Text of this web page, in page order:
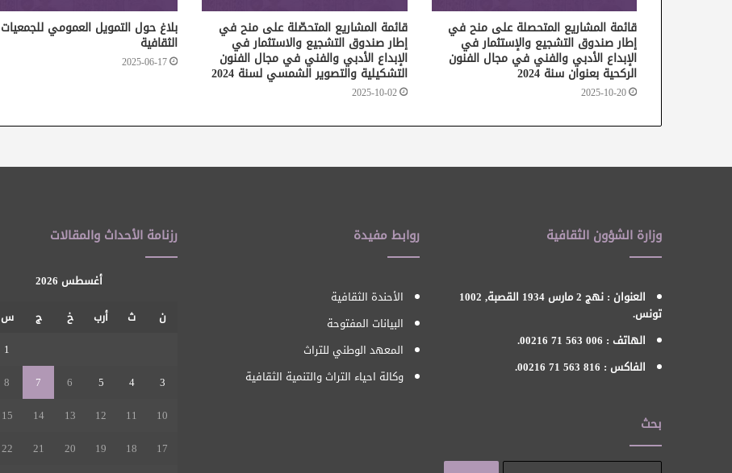
قائمة المشاريع المتحصلة على منح في
إطار صندوق التشجيع والإستثمار في
الإبداع الأدبي والفني في مجال الفنون
الركحية بعنوان سنة 2024
2025-10-20
قائمة المشاريع المتحصّلة على منح في
إطار صندوق التشجيع والاستثمار في
الإبداع الأدبي والفني في مجال الفنون
التشكيلية والتصوير الشمسي لسنة 2024
2025-10-02
بلاغ حول التمويل العمومي للجمعيات
الثقافية
2025-06-17
وزارة الشؤون الثقافية
العنوان : نهج 2 مارس 1934 القصبة, 1002
تونس.
الهاتف : 006 563 71 00216.
الفاكس : 816 563 71 00216.
بحث
روابط مفيدة
الأحندة الثقافية
البيانات المفتوحة
المعهد الوطني للتراث
وكالة احياء التراث والتنمية الثقافية
رزنامة الأحداث والمقالات
أغسطس 2026
ن
ث أرب خ ج س
1
3
4
5
6
7
8
10
11
12
13
14
15
17
18
19
20
21
22